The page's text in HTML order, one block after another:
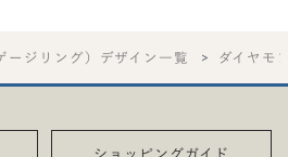
ージリング）デザイン一覧 ダイヤモ